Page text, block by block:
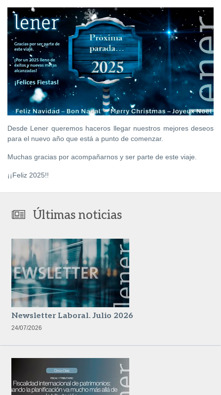
Desde Lener queremos haceros llegar nuestros mejores deseos
para el nuevo año que está a punto de comenzar.
Muchas gracias por acompañarnos y ser parte de este viaje.
¡¡Feliz 2025!!
Últimas noticias
Newsletter Laboral. Julio 2026
24/07/2026